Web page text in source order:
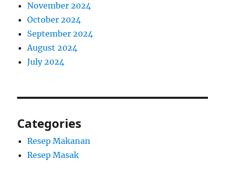
November 2024
October 2024
September 2024
August 2024
July 2024
Categories
Resep Makanan
Resep Masak